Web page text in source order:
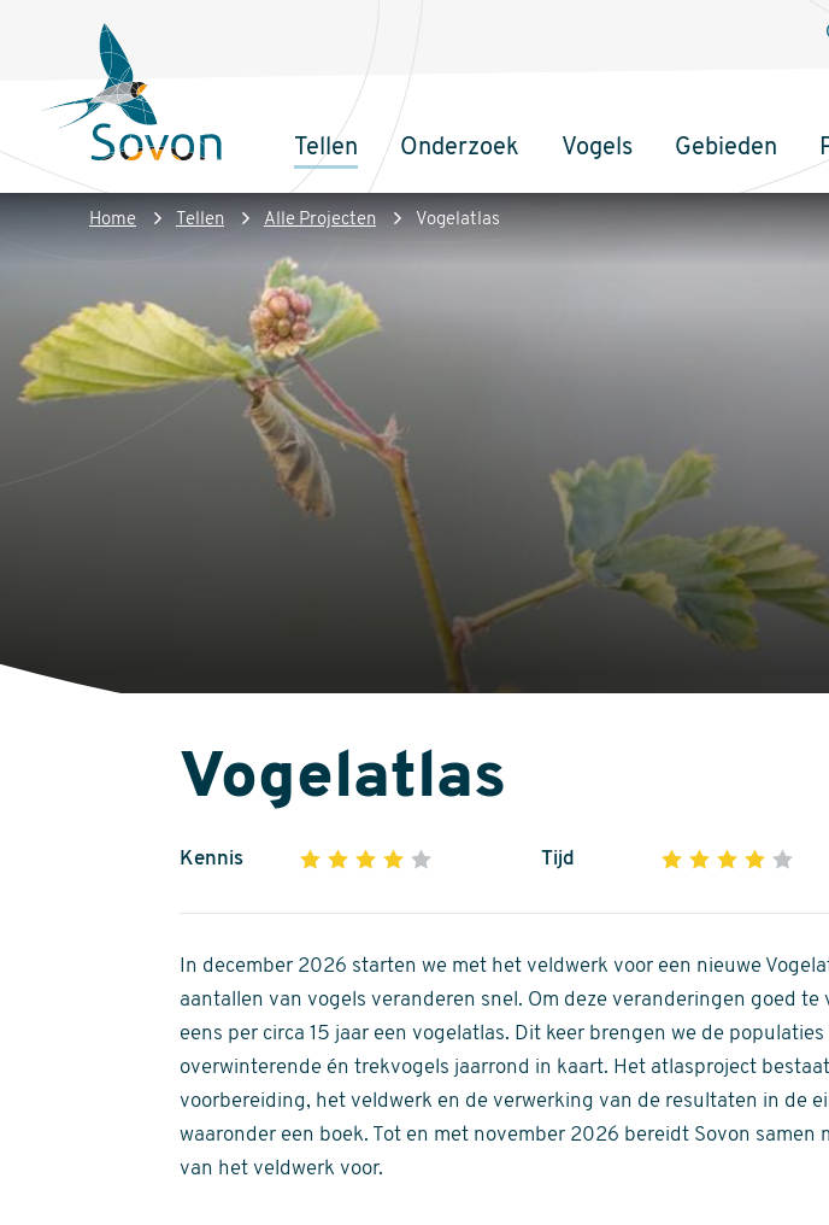
inhoud
Sovon
Homepage
Hoofdnavigatie
Tellen Onderzoek Vogels Gebieden
Kruimelpad
Home Tellen Alle Projecten Vogelatlas
Vogelatlas
Kennis 1 2 3 4
of
5
stars
Tijd 1 2 3 4
of
5
stars
In december 2026 starten we met het veldwerk voor een nieuwe
aantallen van vogels veranderen snel. Om deze veranderingen goed te
eens per circa 15 jaar een vogelatlas. Dit keer brengen we de
overwinterende én trekvogels jaarrond in kaart. Het atlasproject
voorbereiding, het veldwerk en de verwerking van de resultaten in de
waaronder een boek. Tot en met november 2026 bereidt Sovon samen
van het veldwerk voor.